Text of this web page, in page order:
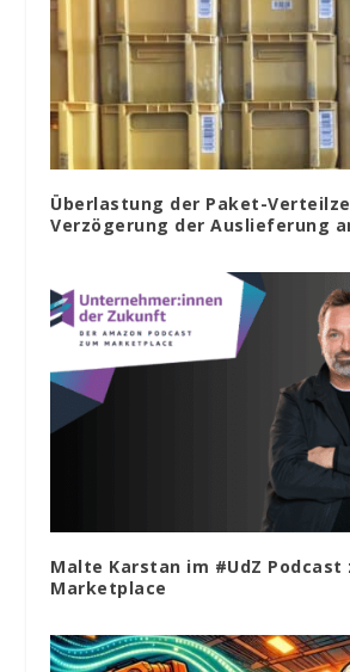
Überlastung der Paket-
Verzögerung der Auslieferung
Malte Karstan im #UdZ Podcast
Marketplace